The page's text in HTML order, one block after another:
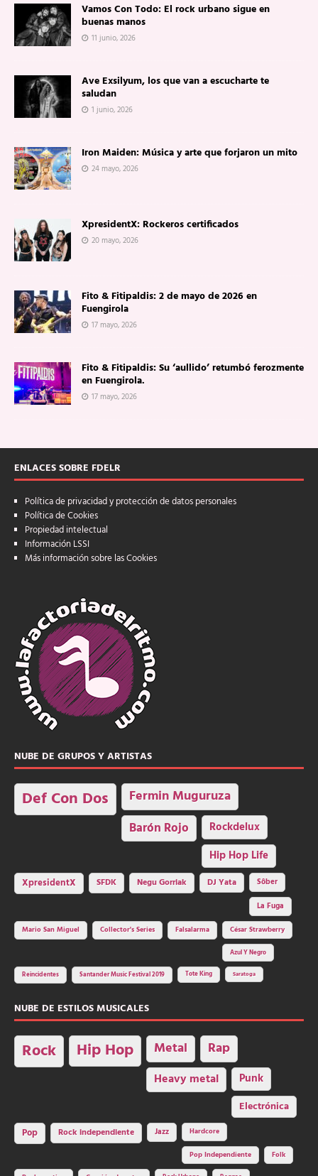
Vamos Con Todo: El rock urbano sigue en
buenas manos
11 junio, 2026
Ave Exsilyum, los que van a escucharte te
saludan
1 junio, 2026
Iron Maiden: Música y arte que forjaron un mito
24 mayo, 2026
XpresidentX: Rockeros certificados
20 mayo, 2026
Fito & Fitipaldis: 2 de mayo de 2026 en
Fuengirola
17 mayo, 2026
Fito & Fitipaldis: Su ‘aullido’ retumbó ferozmente
en Fuengirola.
17 mayo, 2026
ENLACES SOBRE FDELR
Política de privacidad y protección de datos personales
Política de Cookies
Propiedad intelectual
Información LSSI
Más información sobre las Cookies
NUBE DE GRUPOS Y ARTISTAS
Def Con Dos Fermin Muguruza
Barón Rojo Rockdelux
Hip Hop Life
XpresidentX SFDK Negu Gorriak DJ Yata
Sôber
La Fuga
Mario San Miguel
Collector's Series Falsalarma César Strawberry
Azul Y Negro
Reincidentes Santander Music Festival 2019 Tote King Saratoga
NUBE DE ESTILOS MUSICALES
Rock Hip Hop Metal Rap
Heavy metal Punk
Electrónica
Pop Rock independiente Jazz Hardcore
Pop Independiente Folk